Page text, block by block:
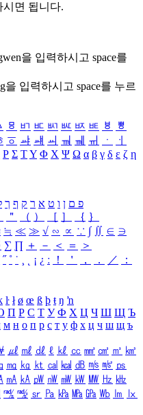
면 됩니다.
을 입력하시고 space를
을 입력하시고 space를 누르
ㅱ ㅲ ㅳ ㅴ ㅵ ㅶ ㅷ ㅸ
ㅹ
ㆆ ㆇ ㆈ ㆉ ㆊ ㆋ ㆌ ㆍ
ㆎ
Ρ Σ ΤΥ Φ Χ Ψ Ω α β γ δ ε ζ η
פ ם ן ו ט א ר ק ף ך
＂ （ ） ［ ］ ｛ ｝
≒ ≪ ≫ √ ∽ ∝ ∵ ∫ ∬ ∈ ∋
∑ ∏ ＋ － ＜ ＝
＞
˝ ˚ ˙ ¸ ¡ ¿ ː ！ ＇ ， ． ／
：
ŀ ł ø œ ß þ ŧ ŋ ŉ
П Р С Т У Ф Х Ц Ч Ш Щ Ъ
м н о п р с т у ф х ц ч ш щ ъ
㎕ ㎖ ㎗ ℓ ㎘ ㏄ ㎣ ㎤ ㎥ ㎦
㎎ ㎏ ㏏ ㎈ ㎉ ㏈ ㎧ ㎨ ㎰
㎃ ㎄ ㎺ ㎻ ㎽ ㎾ ㎿ ㎐ ㎑
㎮ ㎯ ㏛ ㎩ ㎪ ㎫ ㎬ ㏝ ㏐
㏓